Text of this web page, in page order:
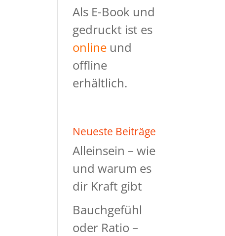
Als E-Book und
gedruckt ist es
online und
offline
erhältlich.
Neueste Beiträge
Alleinsein – wie
und warum es
dir Kraft gibt
Bauchgefühl
oder Ratio –